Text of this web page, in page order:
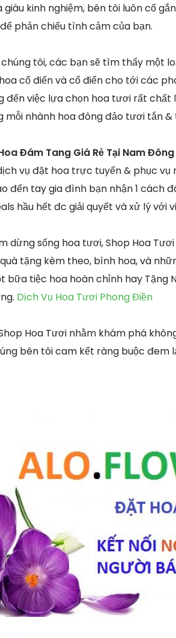
kinh nghiệm, bên tôi luôn cố
phản chiếu tình cảm của bạn.
tôi, các bạn sẽ tìm thấy một
cổ điển và cổ điển cho tới các
đến việc lựa chọn hoa tươi rất
mỗi nhành hoa đông đảo tươi tắn
Đám Tang Giá Rẻ Tại Nam
vụ đặt hoa trực tuyến & phục vụ
đến tay gia đình bạn nhận 1 cách
hầu hết đc giải quyết và xử lý với
dừng sống hoa tươi, Shop Hoa
tặng kèm theo, bình hoa, và
bữa tiệc hoa hoàn chỉnh hay Tặng
Dịch Vụ Hoa Tươi Phong Điền
Hoa Tươi nhằm khám phá
bên tôi cam kết ràng buộc đem